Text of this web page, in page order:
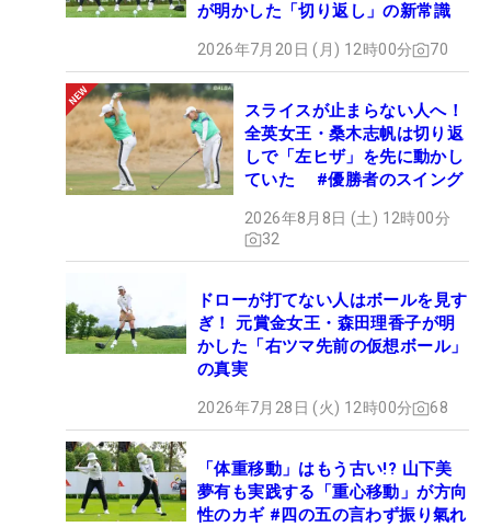
が明かした「切り返し」の新常識
2026年7月20日 (月) 12時00分 70
スライスが止まらない人へ！
全英女王・桑木志帆は切り返
しで「左ヒザ」を先に動かし
ていた #優勝者のスイング
2026年8月8日 (土) 12時00分
32
ドローが打てない人はボールを見す
ぎ！ 元賞金女王・森田理香子が明
かした「右ツマ先前の仮想ボール」
の真実
2026年7月28日 (火) 12時00分 68
「体重移動」はもう古い!? 山下美
夢有も実践する「重心移動」が方向
性のカギ #四の五の言わず振り氣れ